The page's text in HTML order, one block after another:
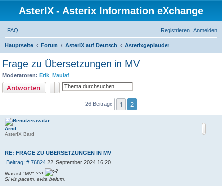
AsterIX - Asterix Information eXchange
FAQ Anmelden
Registrieren
Hauptseite Forum AsterIX auf Deutsch Asterixgeplauder
Frage zu Übersetzungen in MV
Moderatoren: Erik Maulaf
Antworten Suche
Erweiterte Suche
26 Beiträge Vorherige
1 2
Arnd
AsterIX Bard
RE: FRAGE ZU ÜBERSETZUNGEN IN MV
Beitrag: # 76824B
e
i
t
22. September 2024 16:20
Was ist "MV" ??!
Si vis pacem, evita bellum.